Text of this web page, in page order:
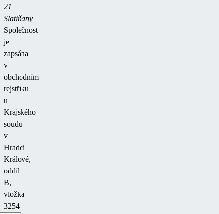
21
Slatiňany
Společnost
je
zapsána
v
obchodním
rejstříku
u
Krajského
soudu
v
Hradci
Králové,
oddíl
B,
vložka
3254